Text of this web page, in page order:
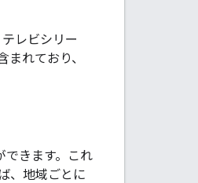
レビシリー
まれており、
できます。これ
、地域ごとに